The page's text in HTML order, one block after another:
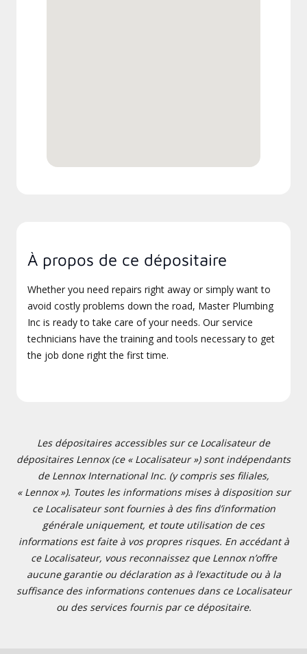
À propos de ce dépositaire
Whether you need repairs right away or simply want to
avoid costly problems down the road, Master Plumbing
Inc is ready to take care of your needs. Our service
technicians have the training and tools necessary to get
the job done right the first time.
Les dépositaires accessibles sur ce Localisateur de
dépositaires Lennox (ce « Localisateur ») sont indépendants
de Lennox International Inc. (y compris ses filiales,
« Lennox »). Toutes les informations mises à disposition sur
ce Localisateur sont fournies à des fins d’information
générale uniquement, et toute utilisation de ces
informations est faite à vos propres risques. En accédant à
ce Localisateur, vous reconnaissez que Lennox n’offre
aucune garantie ou déclaration as à l’exactitude ou à la
suffisance des informations contenues dans ce Localisateur
ou des services fournis par ce dépositaire.